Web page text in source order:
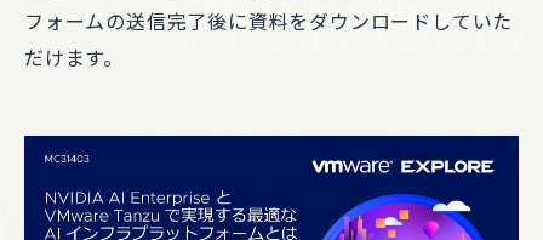
フォームの送信完了後に資料をダウンロードしていた
だけます。